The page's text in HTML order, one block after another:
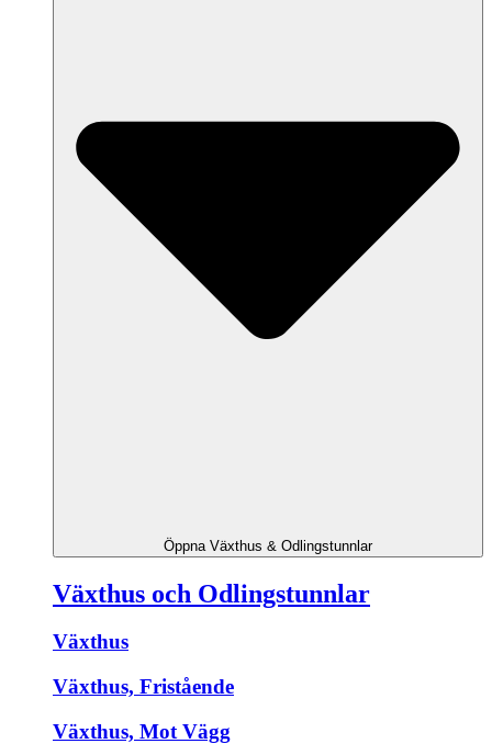
Öppna Växthus & Odlingstunnlar
Växthus och Odlingstunnlar
Växthus
Växthus, Fristående
Växthus, Mot Vägg